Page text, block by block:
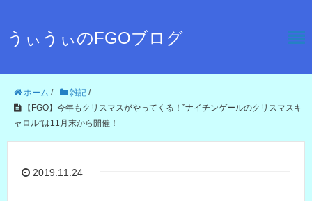
うぃうぃのFGOブログ
ホーム / 雑記 /
【FGO】今年もクリスマスがやってくる！”ナイチンゲールのクリスマスキ
ャロル”は11月末から開催！
2019.11.24